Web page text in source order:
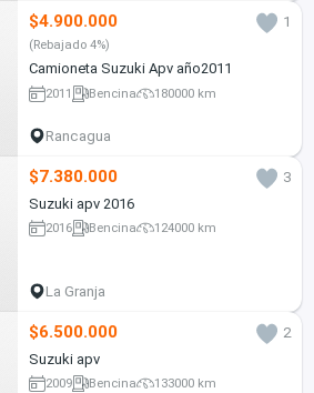
$4.900.000 1
(Rebajado 4%)
Camioneta Suzuki Apv año2011
2011 Bencina 180000 km
Rancagua
$7.380.000
3
Suzuki apv 2016
2016 Bencina 124000 km
La Granja
$6.500.000
2
Suzuki apv
2009 Bencina 133000 km